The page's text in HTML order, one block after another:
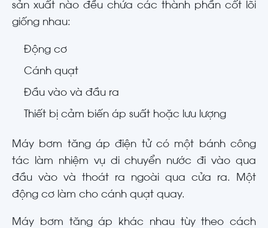
sản xuất nào đều chứa các thành phần cốt lõi
giống nhau:
Động cơ
Cánh quạt
Đầu vào và đầu ra
Thiết bị cảm biến áp suất hoặc lưu lượng
Máy bơm tăng áp điện tử có một bánh công
tác làm nhiệm vụ di chuyển nước đi vào qua
đầu vào và thoát ra ngoài qua cửa ra. Một
động cơ làm cho cánh quạt quay.
Máy bơm tăng áp khác nhau tùy theo cách